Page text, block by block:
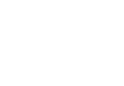
piattaforme e dApp.